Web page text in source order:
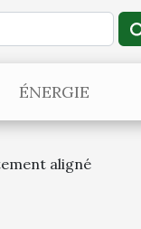
ÉNERGIE
aligné